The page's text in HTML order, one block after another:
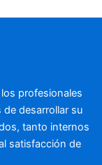
profesionales
desarrollar su
tanto internos
satisfacción de